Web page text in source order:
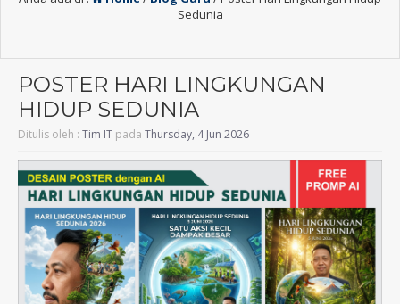
Sedunia
POSTER HARI LINGKUNGAN
HIDUP SEDUNIA
Ditulis oleh : Tim IT pada Thursday, 4 Jun 2026